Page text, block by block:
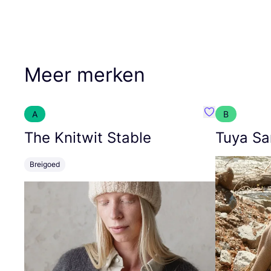
Meer merken
A
The Knitwit Stable
Breigoed
Favoriete
B
Tuya